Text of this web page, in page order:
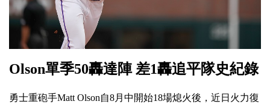
Olson單季50轟達陣 差1轟追平隊史紀錄
勇士重砲手Matt Olson自8月中開始18場熄火後，近日火力復